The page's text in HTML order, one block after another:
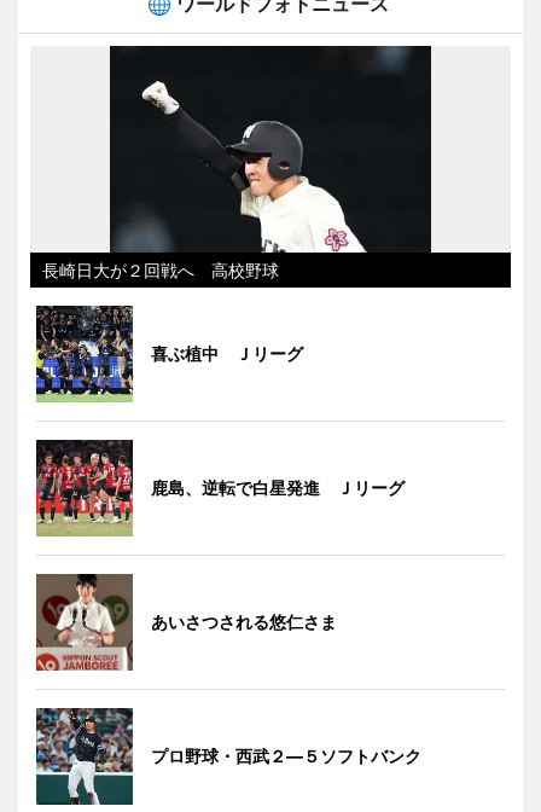
長崎日大が２回戦へ 高校野球
喜ぶ植中 Ｊリーグ
鹿島、逆転で白星発進 Ｊリーグ
あいさつされる悠仁さま
プロ野球・西武２―５ソフトバンク